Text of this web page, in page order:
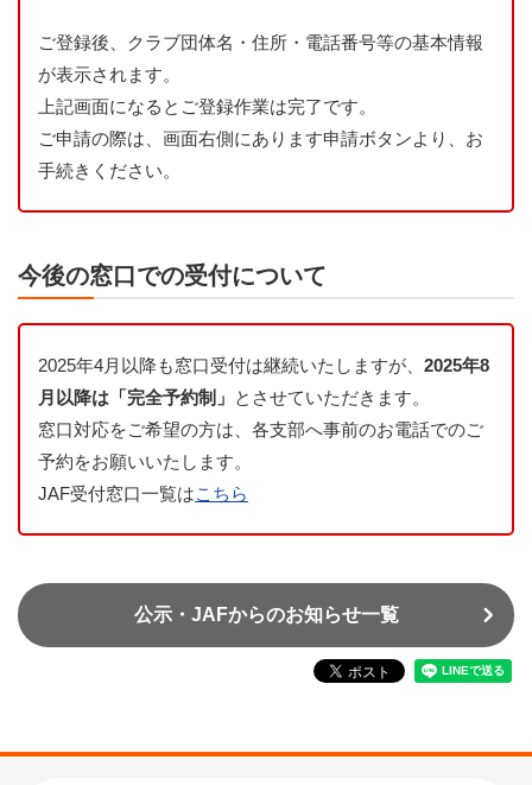
ご登録後、クラブ団体名・住所・電話番号等の基本情報
が表示されます。
上記画面になるとご登録作業は完了です。
ご申請の際は、画面右側にあります申請ボタンより、お
手続きください。
今後の窓口での受付について
2025年4月以降も窓口受付は継続いたしますが、 2025年8
月以降は「完全予約制」 とさせていただきます。
窓口対応をご希望の方は、各支部へ事前のお電話でのご
予約をお願いいたします。
JAF受付窓口一覧はこちら
公示・JAFからのお知らせ一覧